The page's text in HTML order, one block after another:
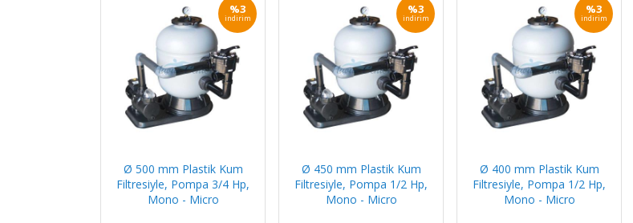
%3
indirim
Ø 500 mm Plastik Kum
Filtresiyle, Pompa 3/4 Hp,
Mono - Micro
%3
indirim
Ø 450 mm Plastik Kum
Filtresiyle, Pompa 1/2 Hp,
Mono - Micro
%3
indirim
Ø 400 mm Plastik Kum
Filtresiyle, Pompa 1/2 Hp,
Mono - Micro